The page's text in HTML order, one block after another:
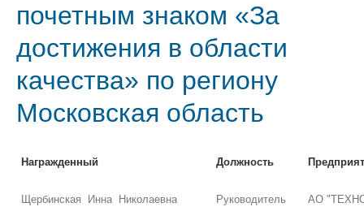
почетным знаком «За
достижения в области
качества» по региону
Московская область
Награжденный Должность
Щербинская Инна Николаевна
Руководитель
АО